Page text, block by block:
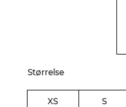
Størrelse
XS S